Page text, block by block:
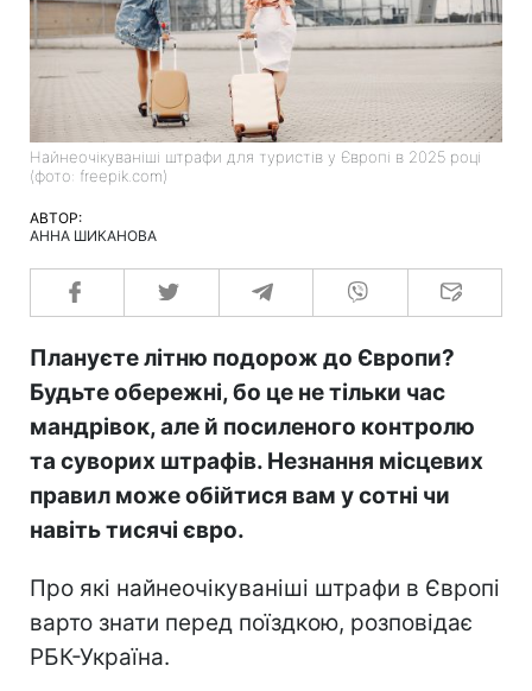
Найнеочікуваніші штрафи для туристів у Європі в 2025 році
(фото: freepik.com)
АВТОР:
АННА ШИКАНОВА
Плануєте літню подорож до Європи?
Будьте обережні, бо це не тільки час
мандрівок, але й посиленого контролю
та суворих штрафів. Незнання місцевих
правил може обійтися вам у сотні чи
навіть тисячі євро.
Про які найнеочікуваніші штрафи в Європі
варто знати перед поїздкою, розповідає
РБК-Україна.